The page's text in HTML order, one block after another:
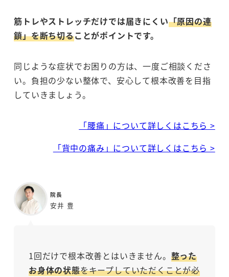
筋トレやストレッチだけでは届きにくい「原因の連
鎖」を断ち切ることがポイントです。
同じような症状でお困りの方は、一度ご相談くださ
い。負担の少ない整体で、安心して根本改善を目指
していきましょう。
「腰痛」について詳しくはこちら >
「背中の痛み」について詳しくはこちら >
院長
安井 豊
1回だけで根本改善とはいきません。 整った
お身体の状態をキープしていただくことが必